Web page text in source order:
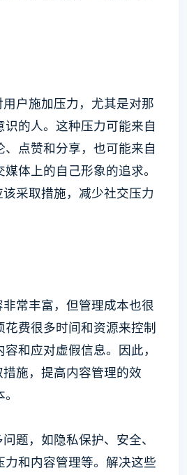
户施加压力，尤其是对那
的人。这种压力可能来自
、点赞和分享，也可能来自
体上的自己形象的追求。
采取措施，减少社交压力
常丰富，但管理成本也很
花费很多时间和资源来控制
和应对虚假信息。因此，
施，提高内容管理的效
题，如隐私保护、安全、
力和内容管理等。解决这些